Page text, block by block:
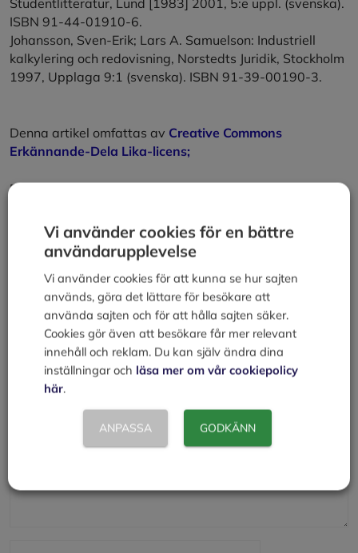
ISBN 91-44-01910-6.
Johansson, Sven-Erik; Lars A. Samuelson: Industriell
kalkylering och redovisning, Norstedts Juridik, Stockholm
1997, Upplaga 9:1 (svenska). ISBN 91-39-00190-3.
Denna artikel omfattas av Creative Commons
Erkännande-Dela Lika-licens;
Den använder sig av material från Wikipedia.
Redovisningstips – så hanterar du digitala kvitton
och fakturor
Företagskontoret
Lämna en kommentar
Kommentar
Vi använder cookies för en bättre
användarupplevelse
Vi använder cookies för att kunna se hur sajten
används, göra det lättare för besökare att
använda sajten och för att hålla sajten säker.
Cookies gör även att besökare får mer relevant
innehåll och reklam. Du kan själv ändra dina
inställningar och läsa mer om vår cookiepolicy
här.
ANPASSA GODKÄNN